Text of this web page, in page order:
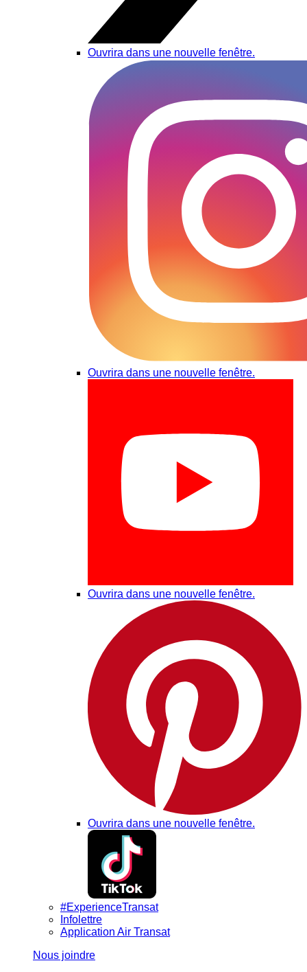
Ouvrira dans une nouvelle fenêtre.
Ouvrira dans une nouvelle fenêtre.
Ouvrira dans une nouvelle fenêtre.
Ouvrira dans une nouvelle fenêtre.
#ExperienceTransat
Infolettre
Application Air Transat
Nous joindre